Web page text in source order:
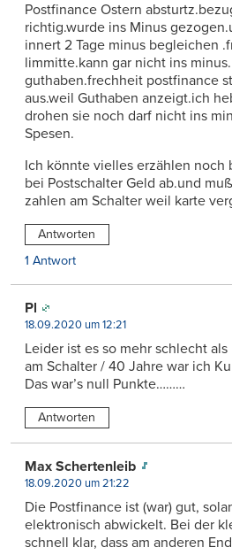
Postfinance Ostern
richtig.wurde ins Minus
innert 2 Tage minus begleichen
limmitte.kann gar nicht ins
guthaben.frechheit postfinance
aus.weil Guthaben anzeigt.ich
drohen sie noch darf nicht ins
Spesen.
Ich könnte vielles erzählen noch
bei Postschalter Geld ab.und
zahlen am Schalter weil karte
Antworten
1 Antwort
Pl
18.09.2020 um 12:21
Leider ist es so mehr schlecht
am Schalter / 40 Jahre war ich
Das war’s null Punkte………
Antworten
Max Schertenleib
18.09.2020 um 21:22
Die Postfinance ist (war) gut,
elektronisch abwickelt. Bei der
schnell klar, dass am anderen